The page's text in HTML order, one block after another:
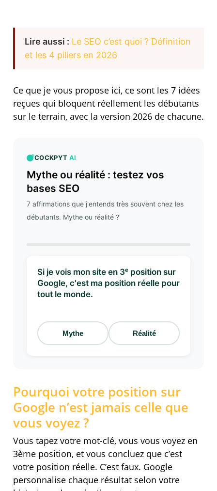
Lire aussi : Le SEO c’est quoi ? Définition
et les 4 piliers en 2026
Ce que je vous propose ici, ce sont les 7 idées
reçues qui bloquent réellement les débutants
sur le terrain, avec la version 2026 de chacune.
COCKPYT AI
Mythe ou réalité : testez vos
bases SEO
7 affirmations que j'entends très souvent chez les
débutants. Mythe ou réalité ?
Si je vois mon site en 3ᵉ position sur
Google, c'est ma position réelle pour
tout le monde.
Mythe Réalité
Pourquoi votre position sur
Google n’est jamais celle que
vous voyez ?
Vous tapez votre mot-clé, vous vous voyez en
3ème position, et vous concluez que c’est
votre position réelle. C’est faux. Google
personnalise chaque résultat selon votre